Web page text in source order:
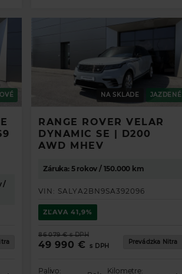
VOZIDIEL.
/
NA SKLADE JAZDENÉ
RANGE ROVER VELAR
DYNAMIC SE | D200
AWD MHEV
Záruka: 5 rokov / 150.000 km
VIN: SALYA2BN9SA392096
ZĽAVA 41,9%
86 079 € s DPH
49 990 € s DPH
Prevádzka Nitra
Palivo:
Kilometre: